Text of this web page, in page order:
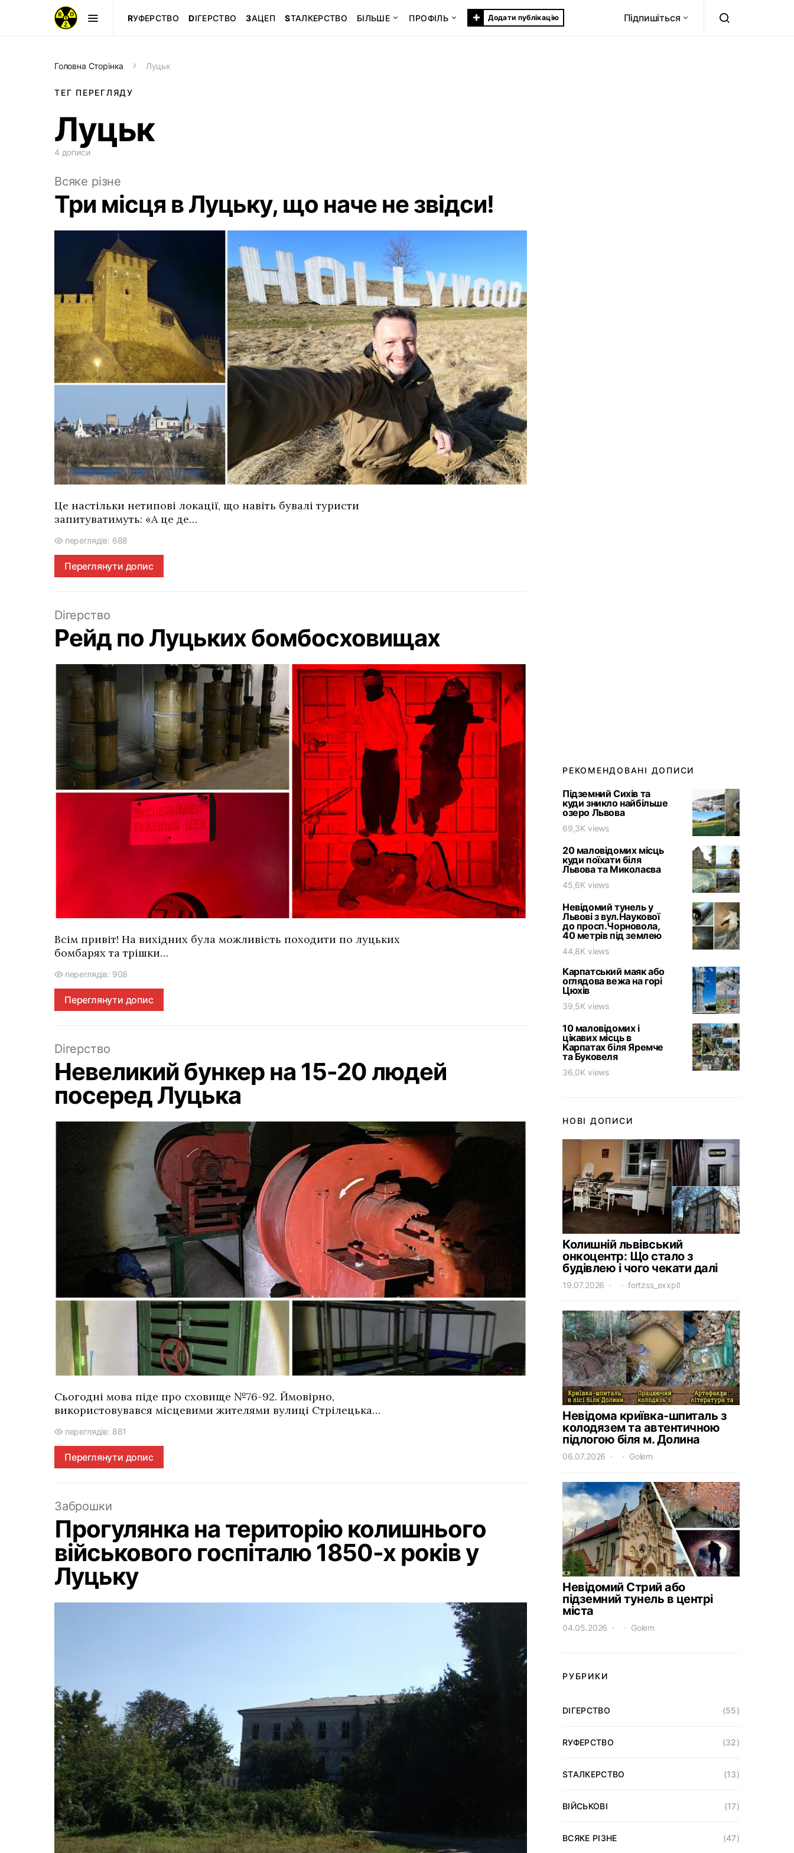
RУФЕРСТВО DІГЕРСТВО ЗАЦЕП SТАЛКЕРСТВО БІЛЬШЕ ПРОФІЛЬ + Додати публікацію Підпишіться
Головна Сторінка Луцьк
ТЕГ ПЕРЕГЛЯДУ
Луцьк
4 дописи
Всяке різне
Три місця в Луцьку, що наче не звідси!
Це настільки нетипові локації, що навіть бувалі туристи
запитуватимуть: «А це де…
переглядів: 688
Переглянути допис
Dігерство
Рейд по Луцьких бомбосховищах
Всім привіт! На вихідних була можливість походити по луцьких
бомбарях та трішки…
переглядів: 908
Переглянути допис
Dігерство
Невеликий бункер на 15-20 людей
посеред Луцька
Сьогодні мова піде про сховище №76-92. Ймовірно,
використовувався місцевими жителями вулиці Стрілецька…
переглядів: 881
Переглянути допис
Заброшки
Прогулянка на територію колишнього
військового госпіталю 1850-х років у
Луцьку
РЕКОМЕНДОВАНІ ДОПИСИ
Підземний Сихів та
куди зникло найбільше
озеро Львова
69,3K views
20 маловідомих місць
куди поїхати біля
Львова та Миколаєва
45,6K views
Невідомий тунель у
Львові з вул.Наукової
до просп.Чорновола,
40 метрів під землею
44,8K views
Карпатський маяк або
оглядова вежа на горі
Цюхів
39,5K views
10 маловідомих і
цікавих місць в
Карпатах біля Яремче
та Буковеля
36,0K views
НОВІ ДОПИСИ
Колишній львівський
онкоцентр: Що стало з
будівлею і чого чекати далі
19.07.2026 fortzss_exxpll
Невідома криївка-шпиталь з
колодязем та автентичною
підлогою біля м. Долина
06.07.2026 Golem
Невідомий Стрий або
підземний тунель в центрі
міста
04.05.2026 Golem
РУБРИКИ
DІГЕРСТВО (55)
RУФЕРСТВО (32)
SТАЛКЕРСТВО (13)
ВІЙСЬКОВІ (17)
ВСЯКЕ РІЗНЕ (47)